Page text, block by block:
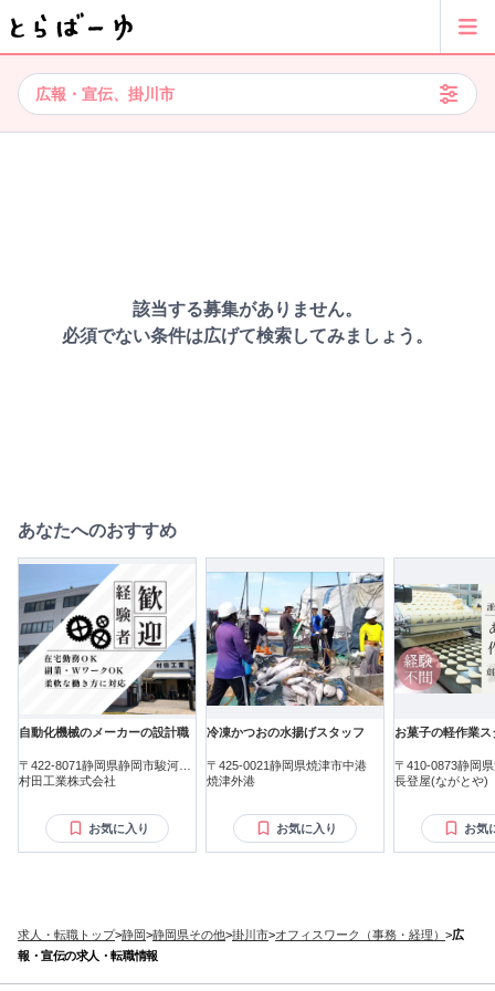
広報・宣伝、掛川市
該当する募集がありません。
必須でない条件は広げて検索してみましょう。
あなたへのおすすめ
自動化機械のメーカーの設計職
〒422-8071静岡県静岡市駿河区
豊原町
村田工業株式会社
お気に入り
冷凍かつおの水揚げスタッフ
〒425-0021静岡県焼津市中港
焼津外港
お気に入り
お菓子の軽作業ス
〒410-0873静岡
長登屋(ながとや
お気
求人・転職トップ>静岡>静岡県その他>掛川市>オフィスワーク（事務・経理） >広
報・宣伝の求人・転職情報